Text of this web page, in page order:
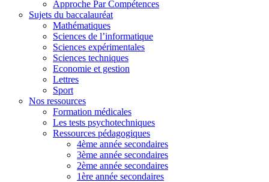
Approche Par Compétences
Sujets du baccalauréat
Mathématiques
Sciences de l’informatique
Sciences expérimentales
Sciences techniques
Economie et gestion
Lettres
Sport
Nos ressources
Formation médicales
Les tests psychotechniques
Ressources pédagogiques
4ème année secondaires
3ème année secondaires
2ème année secondaires
1ère année secondaires